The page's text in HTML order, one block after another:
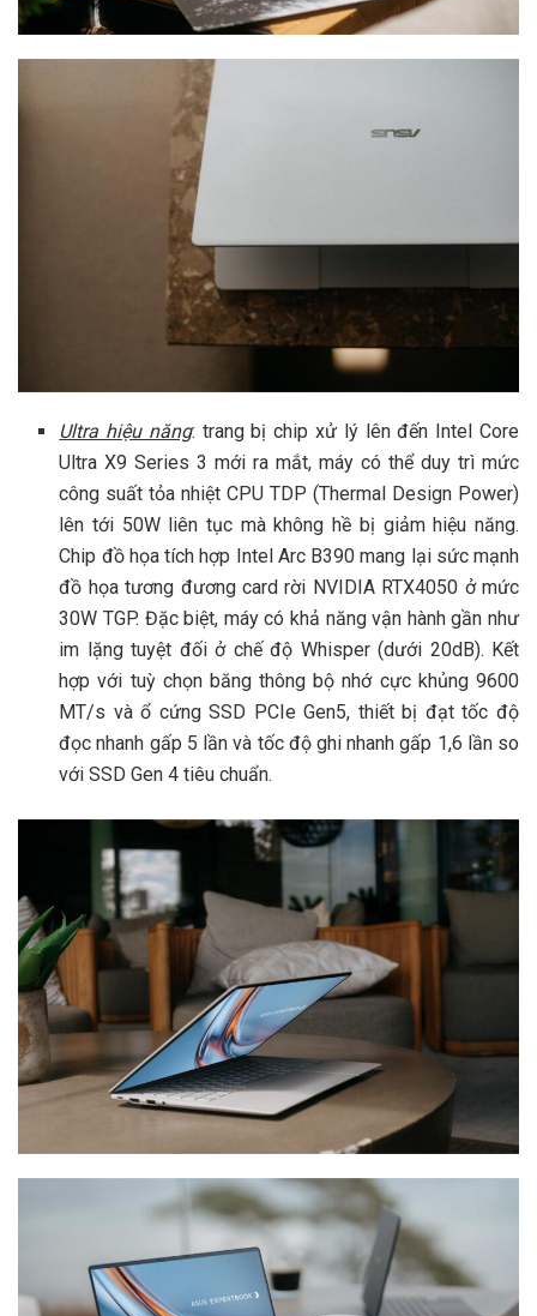
Ultra hiệu năng: trang bị chip xử lý lên đến Intel Core
Ultra X9 Series 3 mới ra mắt, máy có thể duy trì mức
công suất tỏa nhiệt CPU TDP (Thermal Design Power)
lên tới 50W liên tục mà không hề bị giảm hiệu năng.
Chip đồ họa tích hợp Intel Arc B390 mang lại sức mạnh
đồ họa tương đương card rời NVIDIA RTX4050 ở mức
30W TGP. Đặc biệt, máy có khả năng vận hành gần như
im lặng tuyệt đối ở chế độ Whisper (dưới 20dB). Kết
hợp với tuỳ chọn băng thông bộ nhớ cực khủng 9600
MT/s và ổ cứng SSD PCIe Gen5, thiết bị đạt tốc độ
đọc nhanh gấp 5 lần và tốc độ ghi nhanh gấp 1,6 lần so
với SSD Gen 4 tiêu chuẩn.